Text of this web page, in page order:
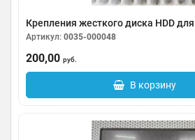
Крепления жесткого диска HDD для
Артикул: 0035-000048
200,00 руб.
В корзину